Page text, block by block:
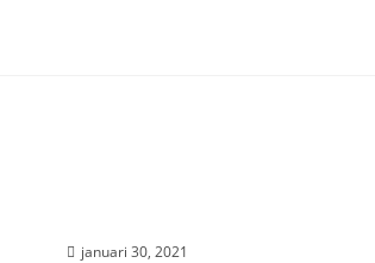
januari 30, 2021